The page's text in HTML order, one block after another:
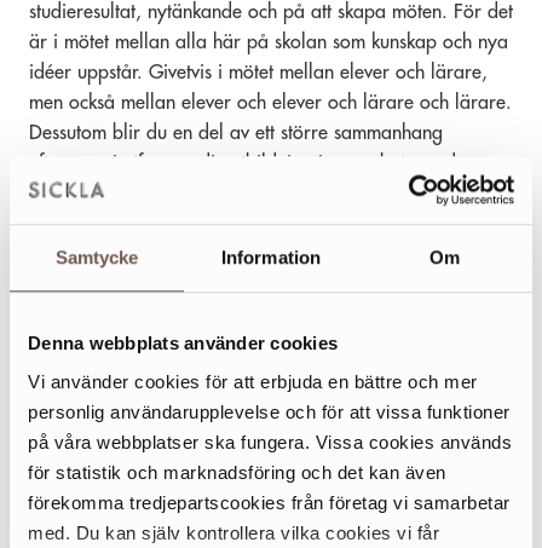
Samtycke Information Om
Denna webbplats använder cookies
Vi använder cookies för att erbjuda en bättre och mer
personlig användarupplevelse och för att vissa funktioner
på våra webbplatser ska fungera. Vissa cookies används
för statistik och marknadsföring och det kan även
förekomma tredjepartscookies från företag vi samarbetar
med. Du kan själv kontrollera vilka cookies vi får
studieresultat, nytänkande och på att skapa möten. För det
är i mötet mellan alla här på skolan som kunskap och nya
idéer uppstår. Givetvis i mötet mellan elever och lärare,
men också mellan elever och elever och lärare och lärare.
Dessutom blir du en del av ett större sammanhang
eftersom vi utformar din utbildning i samarbete med
näringsliv och samhälle, både här hemma och globalt. Att
YBC är en kreativ mötesplats syns också i skolans lokaler.
De är så långt ifrån en traditionell skola du kan tänka dig.
arbetsplats. Här får du bästa möjliga förutsättningar att
fokusera på ditt skolarbete och umgås med kompisar och
lärare. Naturligtvis får du en egen dator som
arbetsredskap som du får behålla under hela skoltiden.
För att kunna förändra världen är det viktigt att se vad
som händer runt omkring oss i Europa och världen. Det
hjälper oss i vår utveckling och ger oss nya perspektiv.